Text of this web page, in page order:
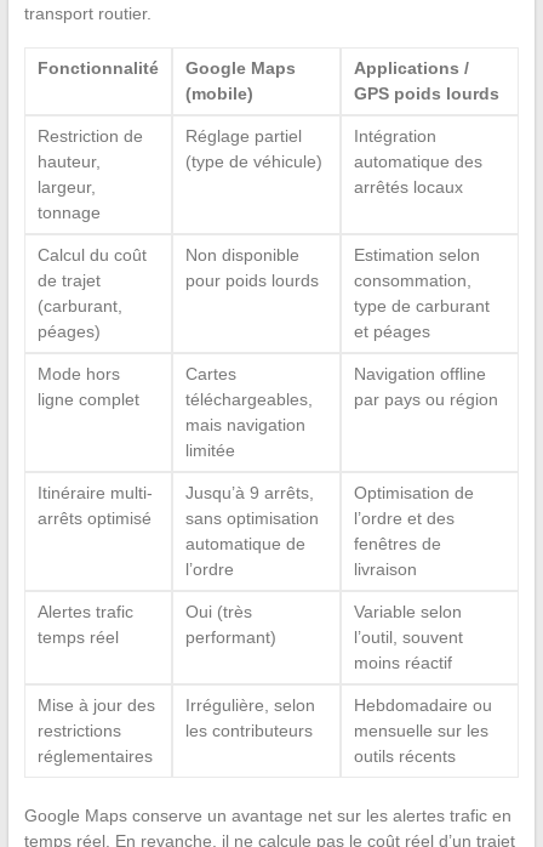
transport routier.
Fonctionnalité
Google Maps
(mobile)
Applications /
GPS poids lourds
Restriction de
hauteur,
largeur,
tonnage
Réglage partiel
(type de véhicule)
Intégration
automatique des
arrêtés locaux
Calcul du coût
de trajet
(carburant,
péages)
Non disponible
pour poids lourds
Estimation selon
consommation,
type de carburant
et péages
Mode hors
ligne complet
Cartes
téléchargeables,
mais navigation
limitée
Navigation offline
par pays ou région
Itinéraire multi-
arrêts optimisé
Jusqu’à 9 arrêts,
sans optimisation
automatique de
l’ordre
Optimisation de
l’ordre et des
fenêtres de
livraison
Alertes trafic
temps réel
Oui (très
performant)
Variable selon
l’outil, souvent
moins réactif
Mise à jour des
restrictions
réglementaires
Irrégulière, selon
les contributeurs
Hebdomadaire ou
mensuelle sur les
outils récents
Google Maps conserve un avantage net sur les alertes trafic en
temps réel. En revanche, il ne calcule pas le coût réel d’un trajet